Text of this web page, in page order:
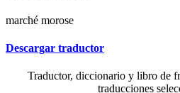
marché morose
Descargar traductor
Traductor, diccionario y libro de
traducciones